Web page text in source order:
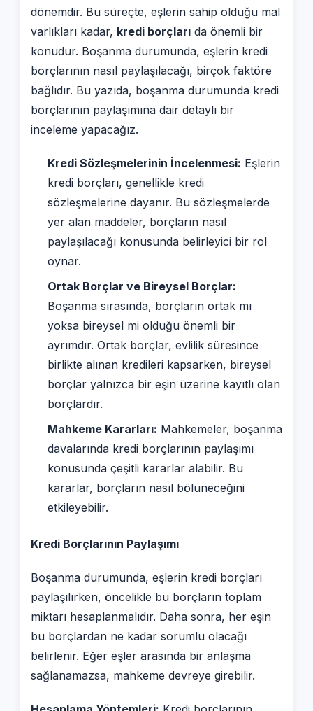
dönemdir. Bu süreçte, eşlerin sahip olduğu mal
varlıkları kadar, kredi borçları da önemli bir
konudur. Boşanma durumunda, eşlerin kredi
borçlarının nasıl paylaşılacağı, birçok faktöre
bağlıdır. Bu yazıda, boşanma durumunda kredi
borçlarının paylaşımına dair detaylı bir
inceleme yapacağız.
Kredi Sözleşmelerinin İncelenmesi: Eşlerin
kredi borçları, genellikle kredi
sözleşmelerine dayanır. Bu sözleşmelerde
yer alan maddeler, borçların nasıl
paylaşılacağı konusunda belirleyici bir rol
oynar.
Ortak Borçlar ve Bireysel Borçlar:
Boşanma sırasında, borçların ortak mı
yoksa bireysel mi olduğu önemli bir
ayrımdır. Ortak borçlar, evlilik süresince
birlikte alınan kredileri kapsarken, bireysel
borçlar yalnızca bir eşin üzerine kayıtlı olan
borçlardır.
Mahkeme Kararları: Mahkemeler, boşanma
davalarında kredi borçlarının paylaşımı
konusunda çeşitli kararlar alabilir. Bu
kararlar, borçların nasıl bölüneceğini
etkileyebilir.
Kredi Borçlarının Paylaşımı
Boşanma durumunda, eşlerin kredi borçları
paylaşılırken, öncelikle bu borçların toplam
miktarı hesaplanmalıdır. Daha sonra, her eşin
bu borçlardan ne kadar sorumlu olacağı
belirlenir. Eğer eşler arasında bir anlaşma
sağlanamazsa, mahkeme devreye girebilir.